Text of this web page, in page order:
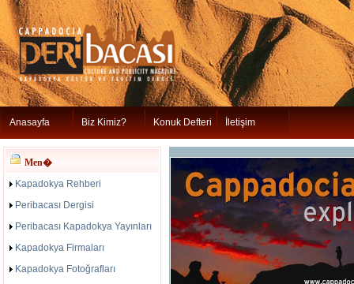
Anasayfa Biz Kimiz? Konuk Defteri İletişim
Men�
Kapadokya Rehberi
Peribacası Dergisi
Peribacası Kapadokya Yayınları
Kapadokya Firmaları
Kapadokya Fotoğrafları